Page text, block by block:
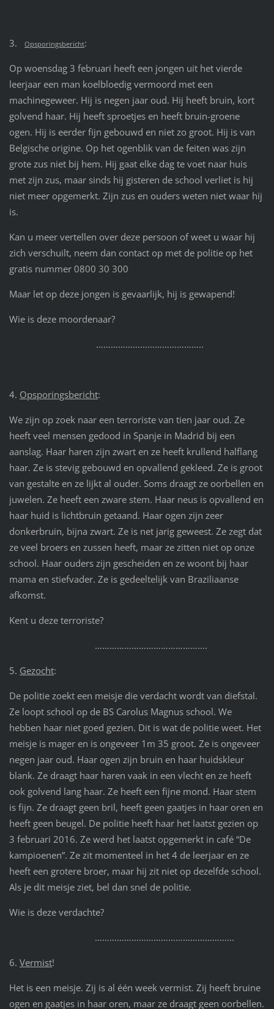
3. Opsporingsbericht:
Op woensdag 3 februari heeft een jongen uit het vierde
leerjaar een man koelbloedig vermoord met een
machinegeweer. Hij is negen jaar oud. Hij heeft bruin, kort
golvend haar. Hij heeft sproetjes en heeft bruin-groene
ogen. Hij is eerder fijn gebouwd en niet zo groot. Hij is van
Belgische origine. Op het ogenblik van de feiten was zijn
grote zus niet bij hem. Hij gaat elke dag te voet naar huis
met zijn zus, maar sinds hij gisteren de school verliet is hij
niet meer opgemerkt. Zijn zus en ouders weten niet waar hij
is.
Kan u meer vertellen over deze persoon of weet u waar hij
zich verschuilt, neem dan contact op met de politie op het
gratis nummer 0800 30 300
Maar let op deze jongen is gevaarlijk, hij is gewapend!
Wie is deze moordenaar?
……………………………………..
4. Opsporingsbericht:
We zijn op zoek naar een terroriste van tien jaar oud. Ze
heeft veel mensen gedood in Spanje in Madrid bij een
aanslag. Haar haren zijn zwart en ze heeft krullend halflang
haar. Ze is stevig gebouwd en opvallend gekleed. Ze is groot
van gestalte en ze lijkt al ouder. Soms draagt ze oorbellen en
juwelen. Ze heeft een zware stem. Haar neus is opvallend en
haar huid is lichtbruin getaand. Haar ogen zijn zeer
donkerbruin, bijna zwart. Ze is net jarig geweest. Ze zegt dat
ze veel broers en zussen heeft, maar ze zitten niet op onze
school. Haar ouders zijn gescheiden en ze woont bij haar
mama en stiefvader. Ze is gedeeltelijk van Braziliaanse
afkomst.
Kent u deze terroriste?
……………………………………….
5. Gezocht:
De politie zoekt een meisje die verdacht wordt van diefstal.
Ze loopt school op de BS Carolus Magnus school. We
hebben haar niet goed gezien. Dit is wat de politie weet. Het
meisje is mager en is ongeveer 1m 35 groot. Ze is ongeveer
negen jaar oud. Haar ogen zijn bruin en haar huidskleur
blank. Ze draagt haar haren vaak in een vlecht en ze heeft
ook golvend lang haar. Ze heeft een fijne mond. Haar stem
is fijn. Ze draagt geen bril, heeft geen gaatjes in haar oren en
heeft geen beugel. De politie heeft haar het laatst gezien op
3 februari 2016. Ze werd het laatst opgemerkt in café “De
kampioenen”. Ze zit momenteel in het 4 de leerjaar en ze
heeft een grotere broer, maar hij zit niet op dezelfde school.
Als je dit meisje ziet, bel dan snel de politie.
Wie is deze verdachte?
…………………………………………………
6. Vermist!
Het is een meisje. Zij is al één week vermist. Zij heeft bruine
ogen en gaatjes in haar oren, maar ze draagt geen oorbellen.